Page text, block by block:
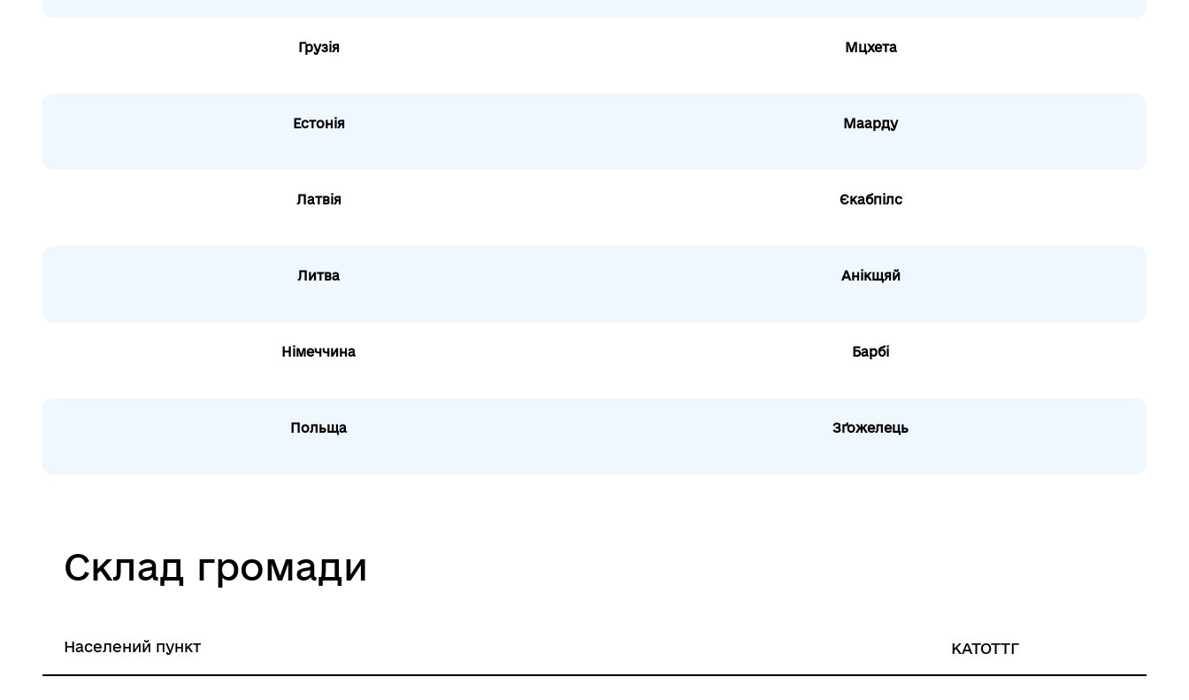
Грузія Мцхета
Естонія Маарду
Латвія Єкабпілс
Литва Анікщяй
Німеччина Барбі
Польща Зґожелець
Склад громади
Населений пункт КАТОТТГ